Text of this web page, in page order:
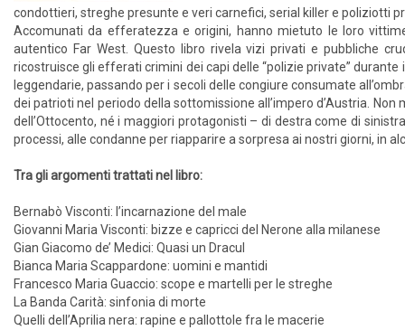
condottieri, streghe presunte e veri carnefici, serial killer e poliziotti
Accomunati da efferatezza e origini, hanno mietuto le loro
autentico Far West. Questo libro rivela vizi privati e pubbliche
ricostruisce gli efferati crimini dei capi delle “polizie private”
leggendarie, passando per i secoli delle congiure consumate
dei patrioti nel periodo della sottomissione all’impero d’Austria.
dell’Ottocento, né i maggiori protagonisti – di destra come di
processi, alle condanne per riapparire a sorpresa ai nostri giorni, in
Tra gli argomenti trattati nel libro:
Bernabò Visconti: l’incarnazione del male
Giovanni Maria Visconti: bizze e capricci del Nerone alla milanese
Gian Giacomo de’ Medici: Quasi un Dracul
Bianca Maria Scappardone: uomini e mantidi
Francesco Maria Guaccio: scope e martelli per le streghe
La Banda Carità: sinfonia di morte
Quelli dell’Aprilia nera: rapine e pallottole fra le macerie